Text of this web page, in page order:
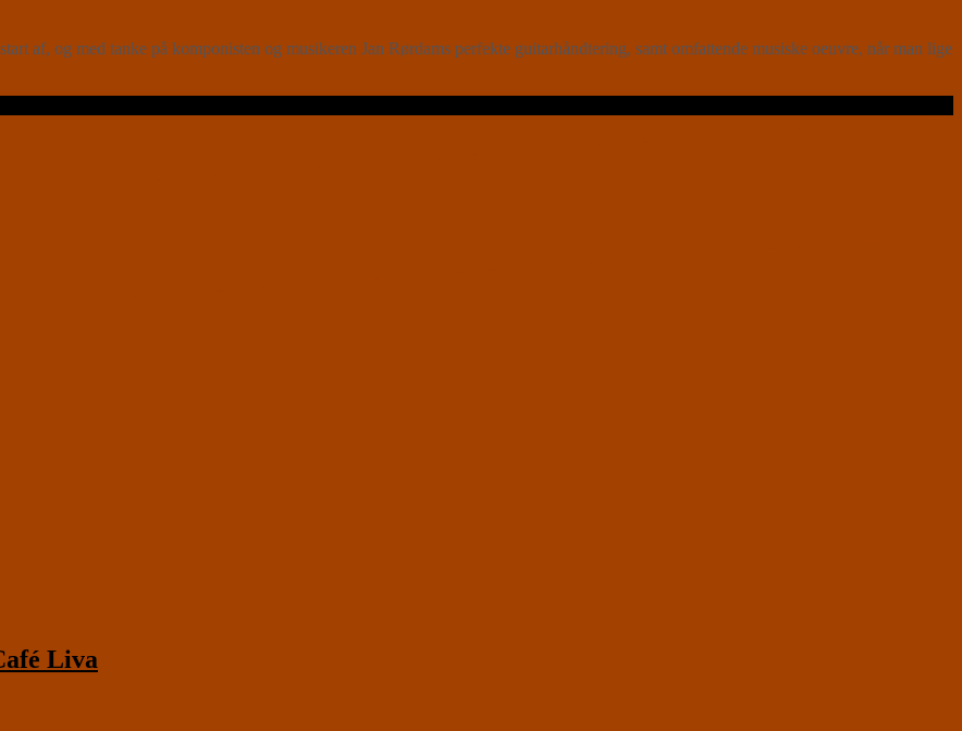
af, og med tanke på komponisten og musikeren Jan Rørdams perfekte guitarhåndtering, samt omfattende musiske oeuvre, når man lige
Liva